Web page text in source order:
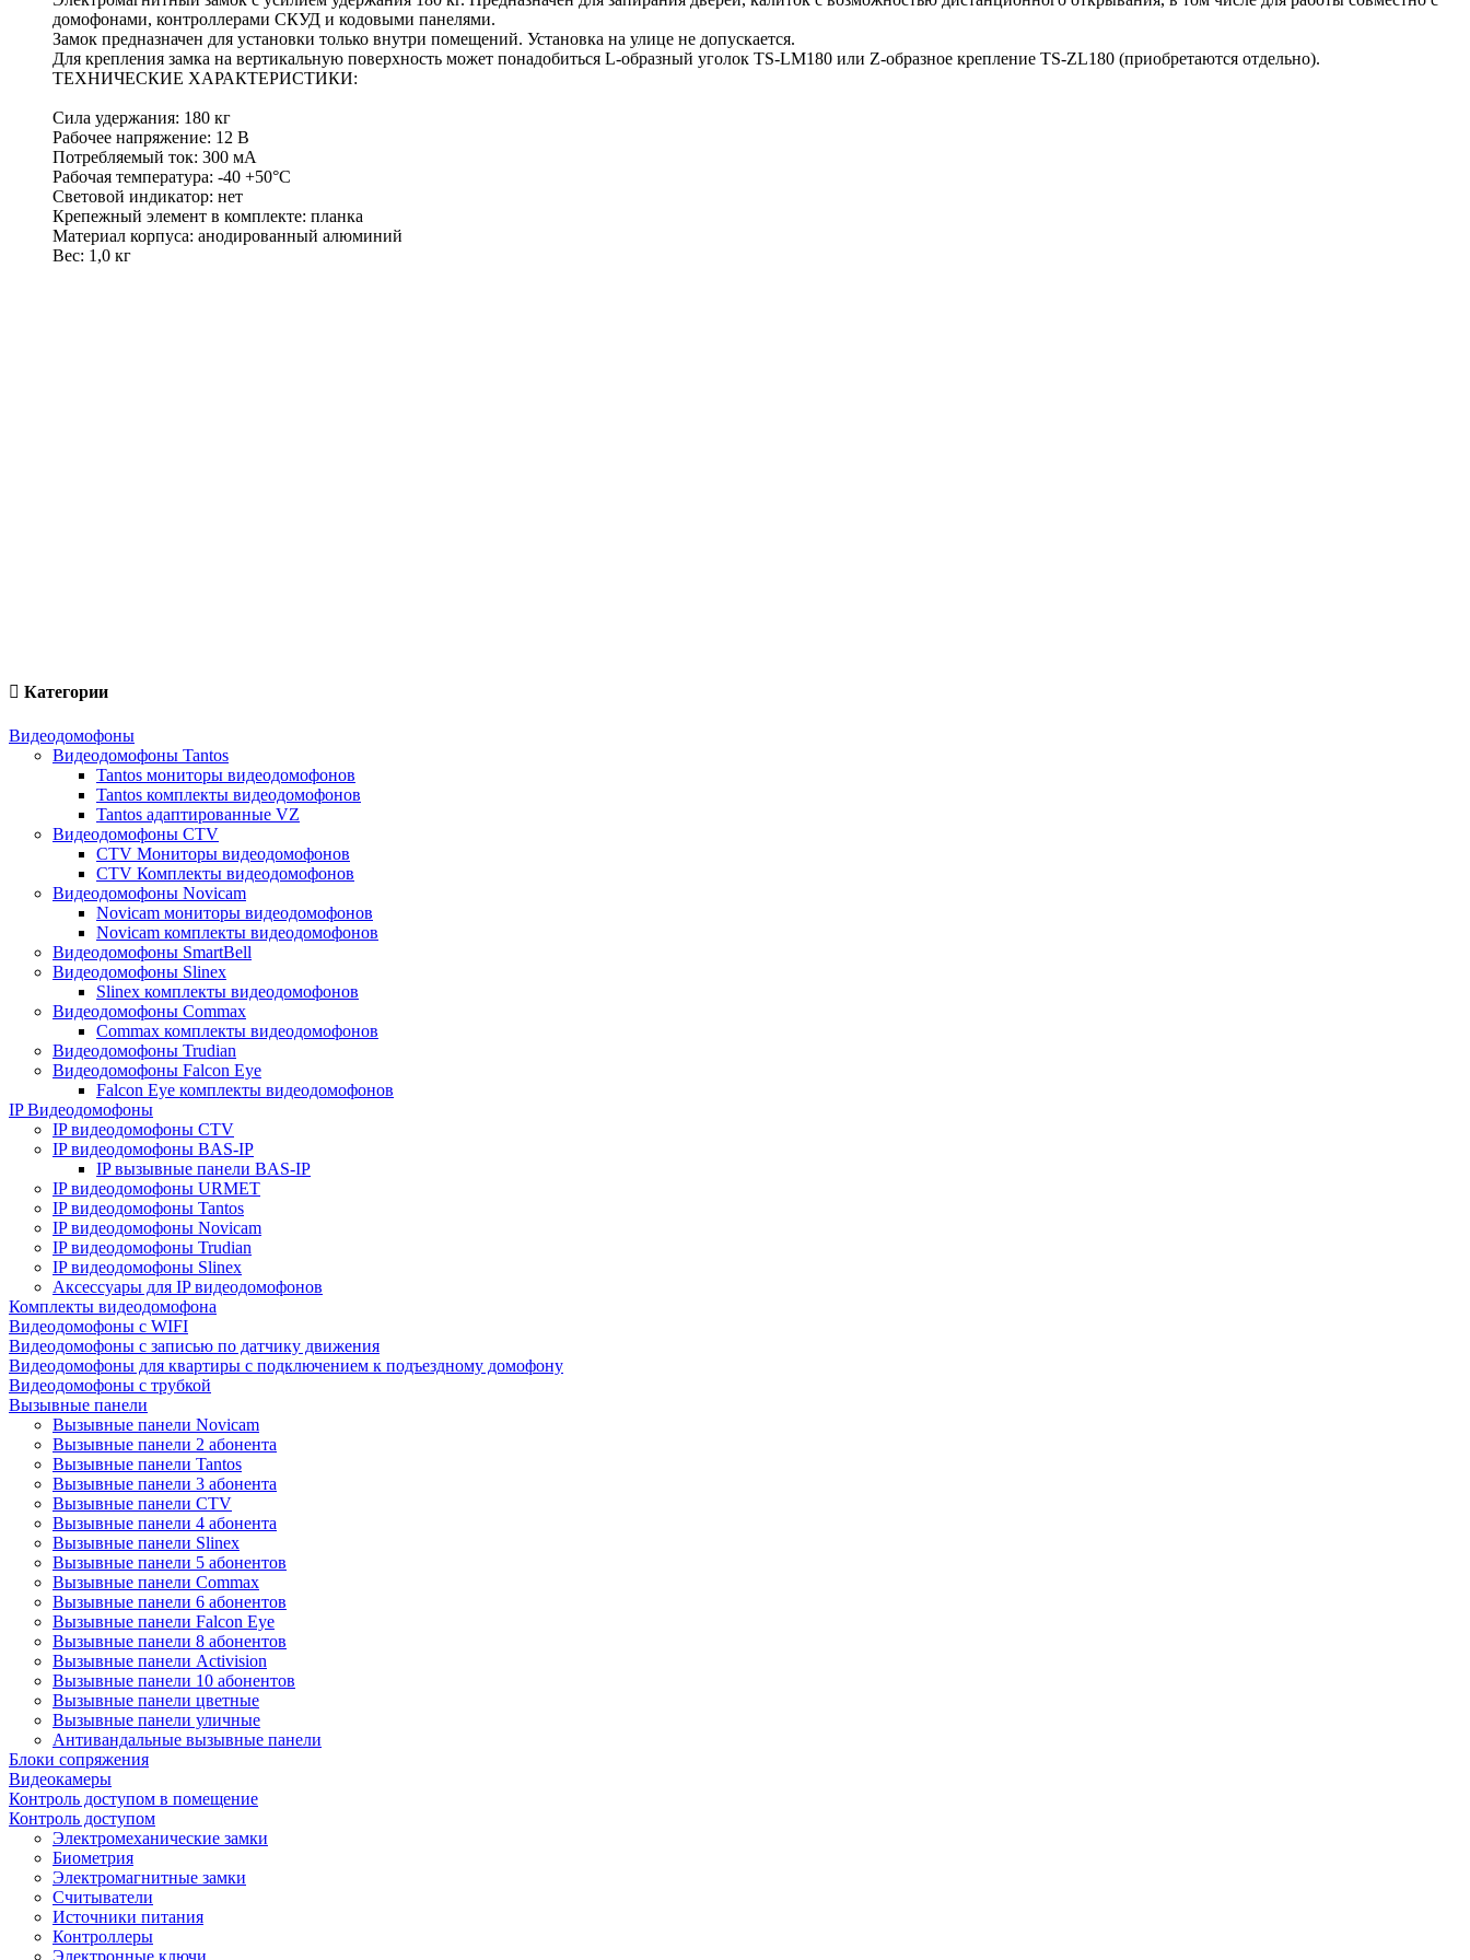
домофонами, контроллерами СКУД и кодовыми панелями.
Замок предназначен для установки только внутри помещений. Установка на улице не допускается.
Для крепления замка на вертикальную поверхность может понадобиться L-образный уголок TS-LM180 или Z-образное крепление TS-ZL180 (приобретаются отдельно).
ТЕХНИЧЕСКИЕ ХАРАКТЕРИСТИКИ:
Сила удержания: 180 кг
Рабочее напряжение: 12 В
Потребляемый ток: 300 мА
Рабочая температура: -40 +50°С
Световой индикатор: нет
Крепежный элемент в комплекте: планка
Материал корпуса: анодированный алюминий
Вес: 1,0 кг
Категории
Видеодомофоны
Видеодомофоны Tantos
Tantos мониторы видеодомофонов
Tantos комплекты видеодомофонов
Tantos адаптированные VZ
Видеодомофоны CTV
CTV Мониторы видеодомофонов
CTV Комплекты видеодомофонов
Видеодомофоны Novicam
Novicam мониторы видеодомофонов
Novicam комплекты видеодомофонов
Видеодомофоны SmartBell
Видеодомофоны Slinex
Slinex комплекты видеодомофонов
Видеодомофоны Commax
Commax комплекты видеодомофонов
Видеодомофоны Trudian
Видеодомофоны Falcon Eye
Falcon Eye комплекты видеодомофонов
IP Видеодомофоны
IP видеодомофоны CTV
IP видеодомофоны BAS-IP
IP вызывные панели BAS-IP
IP видеодомофоны URMET
IP видеодомофоны Tantos
IP видеодомофоны Novicam
IP видеодомофоны Trudian
IP видеодомофоны Slinex
Аксессуары для IP видеодомофонов
Комплекты видеодомофона
Видеодомофоны с WIFI
Видеодомофоны с записью по датчику движения
Видеодомофоны для квартиры с подключением к подъездному домофону
Видеодомофоны с трубкой
Вызывные панели
Вызывные панели Novicam
Вызывные панели 2 абонента
Вызывные панели Tantos
Вызывные панели 3 абонента
Вызывные панели CTV
Вызывные панели 4 абонента
Вызывные панели Slinex
Вызывные панели 5 абонентов
Вызывные панели Commax
Вызывные панели 6 абонентов
Вызывные панели Falcon Eye
Вызывные панели 8 абонентов
Вызывные панели Activision
Вызывные панели 10 абонентов
Вызывные панели цветные
Вызывные панели уличные
Антивандальные вызывные панели
Блоки сопряжения
Видеокамеры
Контроль доступом в помещение
Контроль доступом
Электромеханические замки
Биометрия
Электромагнитные замки
Считыватели
Источники питания
Контроллеры
Электронные ключи